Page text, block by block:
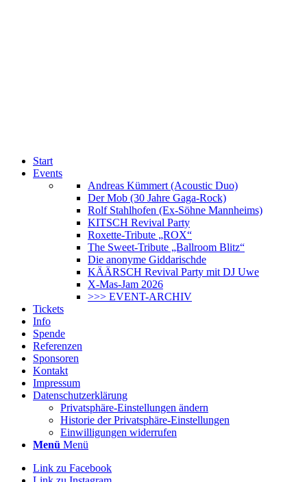
Start
Events
Andreas Kümmert (Acoustic Duo)
Der Mob (30 Jahre Gaga-Rock)
Rolf Stahlhofen (Ex-Söhne Mannheims)
KITSCH Revival Party
Roxette-Tribute „ROX“
The Sweet-Tribute „Ballroom Blitz“
Die anonyme Giddarischde
KÄÄRSCH Revival Party mit DJ Uwe
X-Mas-Jam 2026
>>> EVENT-ARCHIV
Tickets
Info
Spende
Referenzen
Sponsoren
Kontakt
Impressum
Datenschutzerklärung
Privatsphäre-Einstellungen ändern
Historie der Privatsphäre-Einstellungen
Einwilligungen widerrufen
Menü Menü
Link zu Facebook